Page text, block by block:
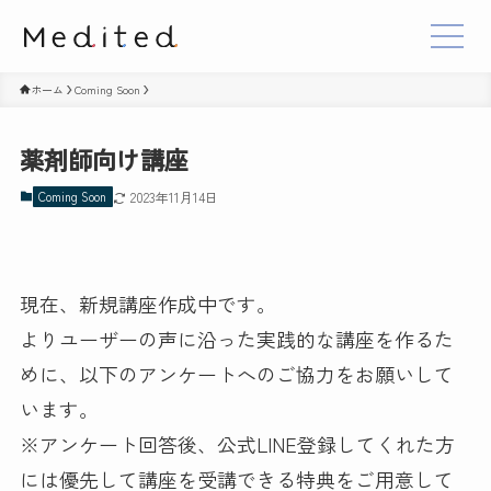
ホーム Coming Soon
薬剤師向け講座
Coming Soon 2023年11月14日
現在、新規講座作成中です。
よりユーザーの声に沿った実践的な講座を作るた
めに、以下のアンケートへのご協力をお願いして
います。
※アンケート回答後、公式LINE登録してくれた方
には優先して講座を受講できる特典をご用意して